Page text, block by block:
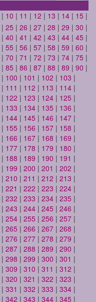
| 10 | 11 | 12 | 13 | 14 | 15 |
| 25 | 26 | 27 | 28 | 29 | 30 |
| 40 | 41 | 42 | 43 | 44 | 45 |
| 55 | 56 | 57 | 58 | 59 | 60 |
| 70 | 71 | 72 | 73 | 74 | 75 |
| 85 | 86 | 87 | 88 | 89 | 90 |
| 100 | 101 | 102 | 103 |
| 111 | 112 | 113 | 114 |
| 122 | 123 | 124 | 125 |
| 133 | 134 | 135 | 136 |
| 144 | 145 | 146 | 147 |
| 155 | 156 | 157 | 158 |
| 166 | 167 | 168 | 169 |
| 177 | 178 | 179 | 180 |
| 188 | 189 | 190 | 191 |
| 199 | 200 | 201 | 202 |
| 210 | 211 | 212 | 213 |
| 221 | 222 | 223 | 224 |
| 232 | 233 | 234 | 235 |
| 243 | 244 | 245 | 246 |
| 254 | 255 | 256 | 257 |
| 265 | 266 | 267 | 268 |
| 276 | 277 | 278 | 279 |
| 287 | 288 | 289 | 290 |
| 298 | 299 | 300 | 301 |
| 309 | 310 | 311 | 312 |
| 320 | 321 | 322 | 323 |
| 331 | 332 | 333 | 334 |
| 342 | 343 | 344 | 345 |